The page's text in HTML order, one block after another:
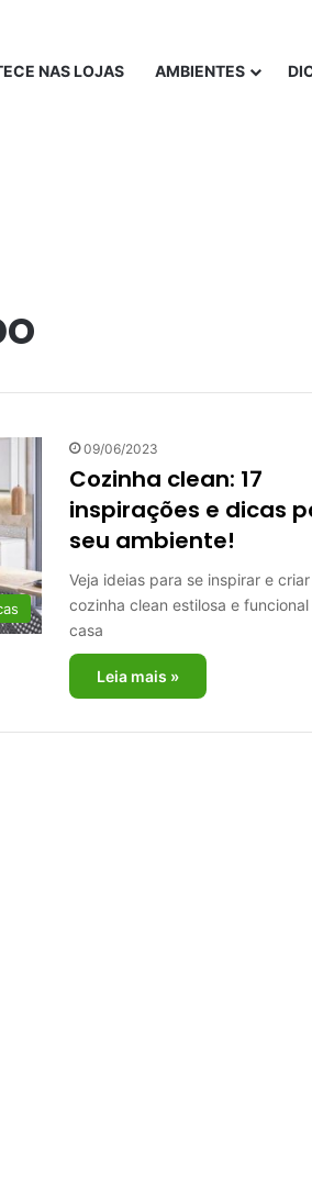
NAS LOJAS AMBIENTES
09/06/2023
Cozinha clean: 17
inspirações e dicas
seu ambiente!
Veja ideias para se inspirar e
cozinha clean estilosa e funcional
casa
Leia mais »